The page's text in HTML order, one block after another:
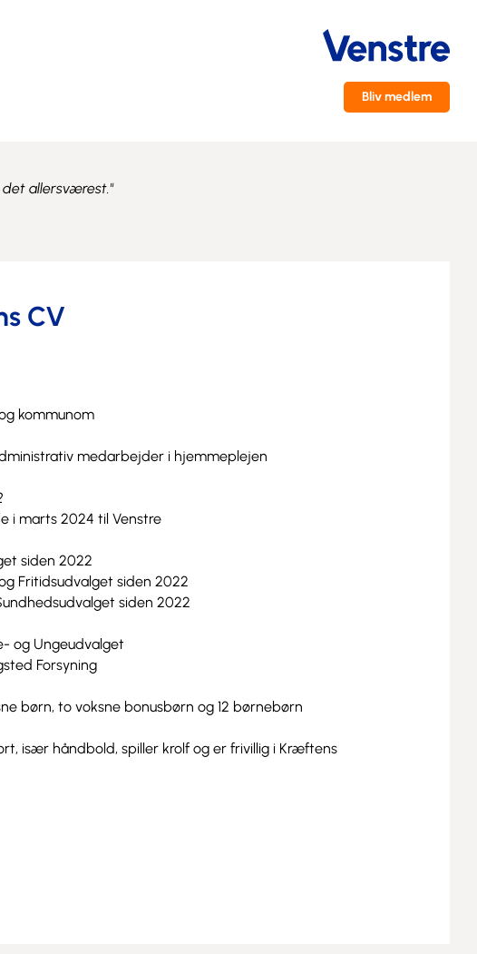
Bliv medlem
allersværest."
CV
kommunom
medarbejder i hjemmeplejen
i marts 2024 til Venstre
siden 2022
Fritidsudvalget siden 2022
siden 2022
og Ungeudvalget
Forsyning
børn, to voksne bonusbørn og 12 børnebørn
især håndbold, spiller krolf og er frivillig i Kræftens